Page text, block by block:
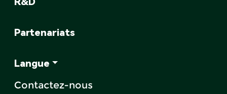
Partenariats
Langue
Contactez-nous